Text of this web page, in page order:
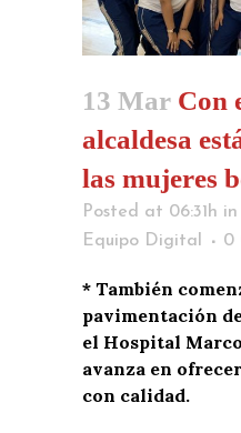
13 Mar Con
alcaldesa
las mujeres
Posted at 06:31h in
Equipo Digital
0
* También
pavimentación
el Hospital
avanza en
con calidad.